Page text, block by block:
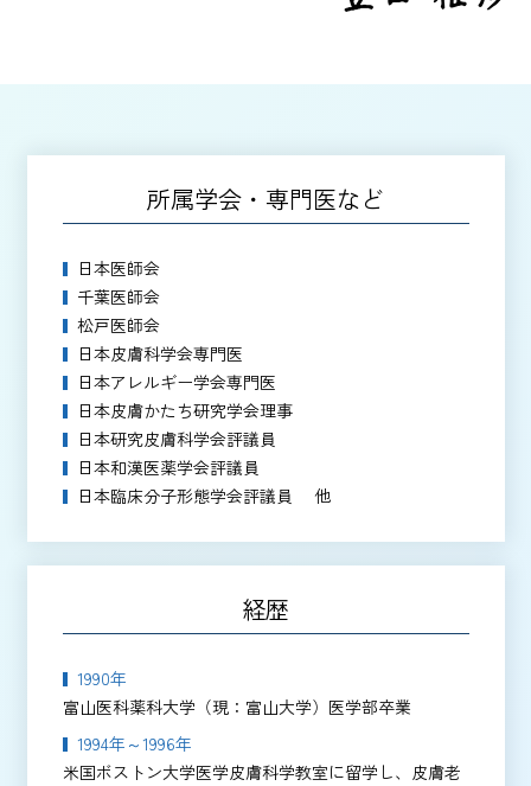
所属学会・専門医など
日本医師会
千葉医師会
松戸医師会
日本皮膚科学会専門医
日本アレルギー学会専門医
日本皮膚かたち研究学会理事
日本研究皮膚科学会評議員
日本和漢医薬学会評議員
日本臨床分子形態学会評議員 他
経歴
1990年
富山医科薬科大学（現：富山大学）医学部卒業
1994年～1996年
米国ボストン大学医学皮膚科学教室に留学し、皮膚老